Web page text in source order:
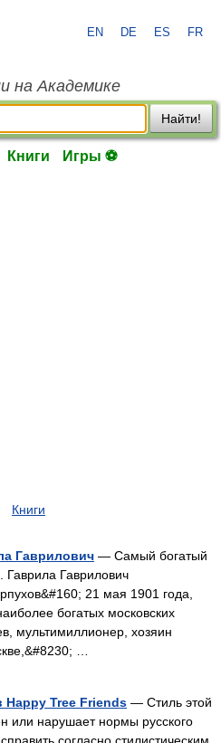
EN DE ES FR
на Академике
Найти!
Книги Игры ⚽
Книги
Гаврилович — Самый богатый
Гаврила Гаврилович
21 мая 1901 года,
богатых московских
мультимиллионер, хозяин
…
Tree Friends — Стиль этой
или нарушает нормы русского